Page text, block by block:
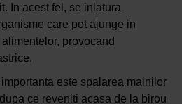
In acest fel, se inlatura
care pot ajunge in
provocand
este spalarea mainilor
ce reveniti acasa de la birou